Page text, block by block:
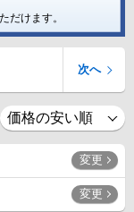
だけます。
次へ
変更
変更